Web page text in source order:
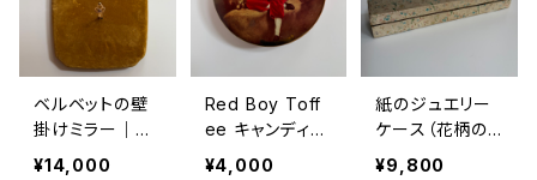
ベルベットの壁
掛けミラー｜フ
ランスアンティー
¥14,000
Red Boy Toff
ee キャンディ缶
（赤い服の少年）
¥4,000
紙のジュエリー
ケース（花柄の
装飾）｜フランス
¥9,800